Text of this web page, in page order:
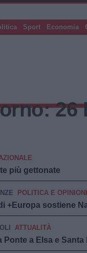
Sport Economia
26
più gettonate
POLITICA E OPINIONI
+Europa sostiene
ATTUALITÀ
a Elsa e Santa